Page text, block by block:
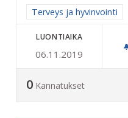
Rajaa tulokset
Terveys ja hyvinvointi
LUONTIAIKA
06.11.2019
0 Kannatukset